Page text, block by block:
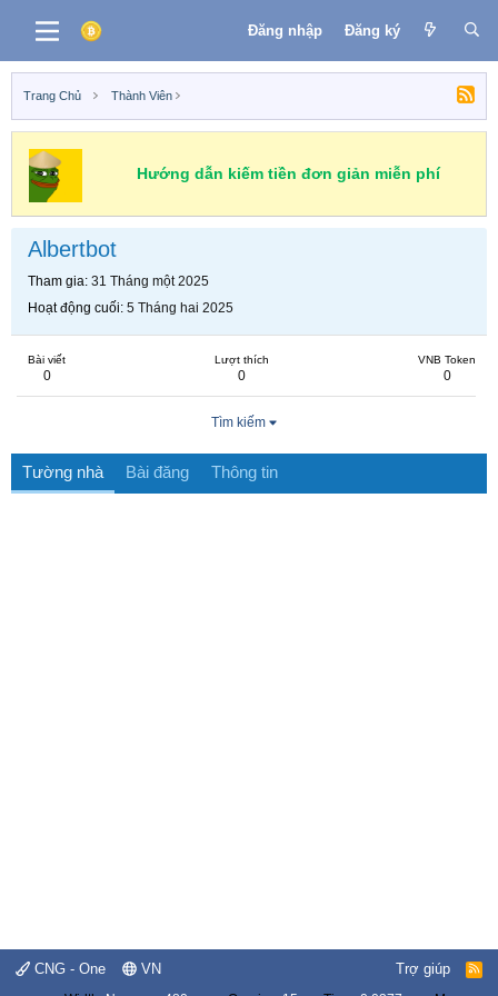
Đăng nhập Đăng ký
Trang Chủ Thành Viên
Hướng dẫn kiếm tiền đơn giản miễn phí
Albertbot
Tham gia 31 Tháng một 2025
Hoạt động cuối 5 Tháng hai 2025
Bài viết
0
Lượt thích
0
VNB Token
0
Tìm kiếm
Tường nhà Bài đăng Thông tin
CNG - One VN Trợ giúp
R